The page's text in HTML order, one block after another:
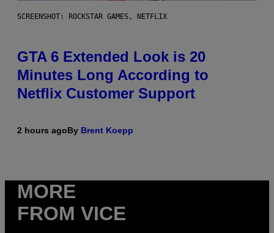
SCREENSHOT: ROCKSTAR GAMES, NETFLIX
GTA 6 Extended Look is 20
Minutes Long According to
Netflix Customer Support
2 hours agoBy Brent Koepp
MORE
FROM VICE